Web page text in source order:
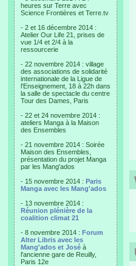
heures sur Terre avec
Science Frontières et Terre.tv
- 2 et 16 décembre 2014 :
Atelier Our Life 21, prises de
vue 1/4 et 2/4 à la
ressourcerie
- 22 novembre 2014 : village
des associations de solidarité
internationale de la Ligue de
l'Enseignement, 18 à 22h dans
la salle de spectacle du centre
Tour des Dames, Paris
- 22 et 24 novembre 2014 :
ateliers Manga à la Maison
des Ensembles
- 21 novembre 2014 : Soirée
Maison des Ensembles,
présentation du projet Manga
par les Mang'ados
- 15 novembre 2014 : Paris
Manga avec les Mang'ados
- 13 novembre 2014 :
Réunion plénière de la
coalition climat 21
- 8 novembre 2014 : Forum
Alter Libris avec les
Mang'ados et José à
l'ancienne gare de Reuilly,
Paris 12e